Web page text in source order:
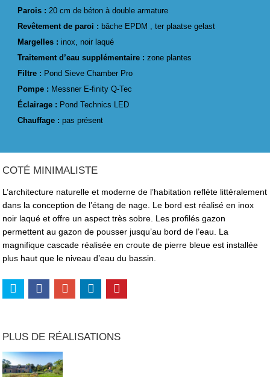
Parois : 20 cm de béton à double armature
Revêtement de paroi : bâche EPDM , ter plaatse gelast
Margelles : inox, noir laqué
Traitement d’eau supplémentaire :zone plantes
Filtre : Pond Sieve Chamber Pro
Pompe : Messner E-finity Q-Tec
Éclairage : Pond Technics LED
Chauffage : pas présent
COTÉ MINIMALISTE
L’architecture naturelle et moderne de l’habitation reflète littéralement
dans la conception de l’étang de nage. Le bord est réalisé en inox
noir laqué et offre un aspect très sobre. Les profilés gazon
permettent au gazon de pousser jusqu’au bord de l’eau. La
magnifique cascade réalisée en croute de pierre bleue est installée
plus haut que le niveau d’eau du bassin.
PLUS DE RÉALISATIONS